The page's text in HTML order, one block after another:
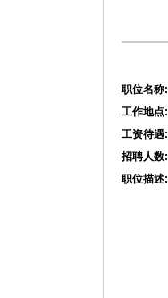
职位名称:
工作地点:
工资待遇:
招聘人数:
职位描述: